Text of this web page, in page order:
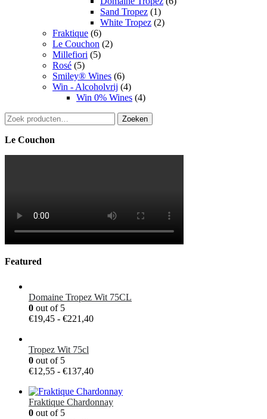
Sand Tropez (1)
White Tropez (2)
Fraktique (6)
Le Couchon (2)
Millefiori (5)
Rosé (5)
Smiley® Wines (6)
Win - Alcoholvrij (4)
Win 0% Wines (4)
Zoeken
naar:
Zoeken
Le Couchon
Featured
Domaine Tropez Wit 75CL
0 out of 5
€19,45 - €221,40Prijsklasse:
Tropez Wit 75cl
0 out of 5
€12,55 - €137,40Prijsklasse:
tot
€137,40
Fraktique Chardonnay
0 out of 5